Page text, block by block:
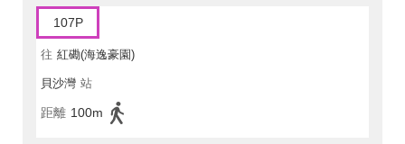
107P
往 紅磡(海逸豪園)
貝沙灣 站
距離 100m